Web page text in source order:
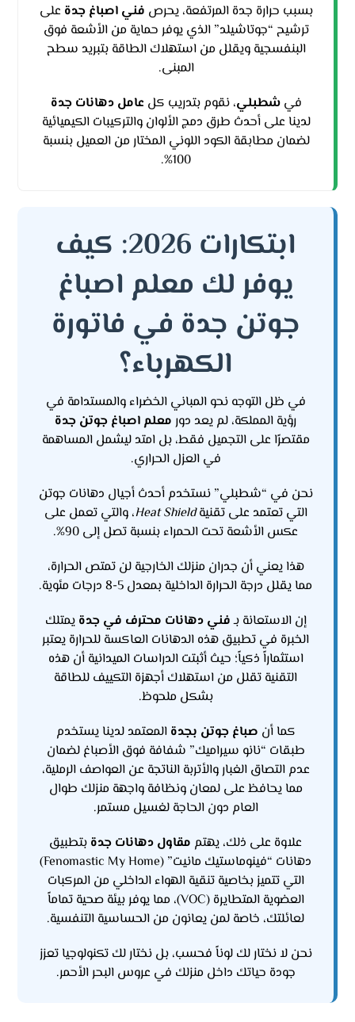
بسبب حرارة جدة المرتفعة، يحرص فني اصباغ جدة على
ترشيح “جوتاشيلد” الذي يوفر حماية من الأشعة فوق
البنفسجية ويقلل من استهلاك الطاقة بتبريد سطح
المبنى.
فيشطبلي، نقوم بتدريب كل عامل دهانات جدة
لدينا على أحدث طرق دمج الألوان والتركيبات الكيميائية
لضمان مطابقة الكود اللوني المختار من العميل بنسبة
100%.
ابتكارات 2026: كيف
يوفر لك معلم اصباغ
جوتن جدة في فاتورة
الكهرباء؟
في ظل التوجه نحو المباني الخضراء والمستدامة في
رؤية المملكة، لم يعد دور معلم اصباغ جوتن جدة
مقتصرًا على التجميل فقط، بل امتد ليشمل المساهمة
في العزل الحراري.
نحن في “شطبلي” نستخدم أحدث أجيال دهانات جوتن
التي تعتمد على تقنيةHeat Shield، والتي تعمل على
عكس الأشعة تحت الحمراء بنسبة تصل إلى 90%.
هذا يعني أن جدران منزلك الخارجية لن تمتص الحرارة،
مما يقلل درجة الحرارة الداخلية بمعدل 5-8 درجات مئوية.
إن الاستعانة بـفني دهانات محترف في جدة يمتلك
الخبرة في تطبيق هذه الدهانات العاكسة للحرارة يعتبر
استثماراً ذكياً؛ حيث أثبتت الدراسات الميدانية أن هذه
التقنية تقلل من استهلاك أجهزة التكييف للطاقة
بشكل ملحوظ.
كما أن صباغ جوتن بجدة المعتمد لدينا يستخدم
طبقات “نانو سيراميك” شفافة فوق الأصباغ لضمان
عدم التصاق الغبار والأتربة الناتجة عن العواصف الرملية،
مما يحافظ على لمعان ونظافة واجهة منزلك طوال
العام دون الحاجة لغسيل مستمر.
علاوة على ذلك، يهتم مقاول دهانات جدة بتطبيق
دهانات “فينوماستيك مانيت” (Fenomastic My Home)
التي تتميز بخاصية تنقية الهواء الداخلي من المركبات
العضوية المتطايرة (VOC)، مما يوفر بيئة صحية تماماً
لعائلتك، خاصة لمن يعانون من الحساسية التنفسية.
نحن لا نختار لك لوناً فحسب، بل نختار لك تكنولوجيا تعزز
جودة حياتك داخل منزلك في عروس البحر الأحمر.